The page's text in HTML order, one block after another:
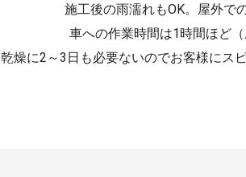
施工後の雨濡れもOK。屋外で
車への作業時間は1時間ほど（
乾燥に2～3日も必要ないのでお客様にス